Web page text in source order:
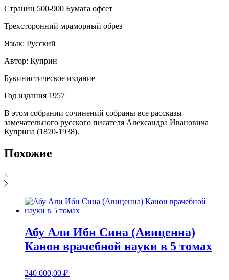
Страниц 500-900 Бумага офсет
Трехсторонний мраморный обрез
Язык: Русский
Автор: Куприн
Букинистическое издание
Год издания 1957
В этом собрании сочинений собраны все рассказы
замечательного русского писателя Александра Ивановича
Куприна (1870-1938).
Похожие
Абу Али Ибн Сина (Авиценна)
Канон врачебной науки в 5 томах
240 000,00 ₽